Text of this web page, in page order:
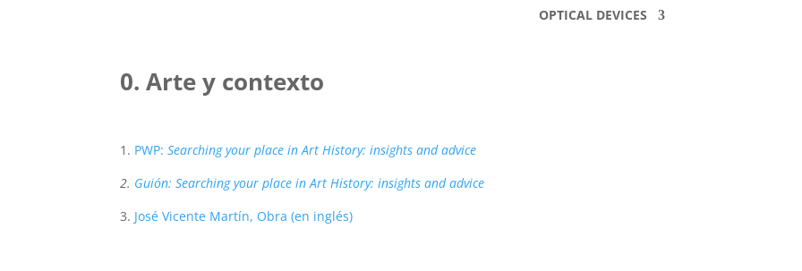
OPTICAL DEVICES
0. Arte y contexto
1. PWP:Searching your place in Art History: insights and advice
2. Guión: Searching your place in Art History: insights and advice
3. José Vicente Martín, Obra (en inglés)